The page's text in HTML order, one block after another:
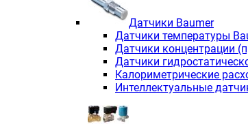
Датчики Baumer
Датчики температуры
Датчики концентрации
Датчики
Калориметрические
Интеллектуальные